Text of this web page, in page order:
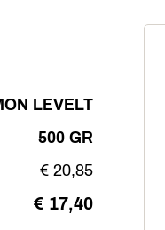
LEVELT
500 GR
€ 20,85
€ 17,40